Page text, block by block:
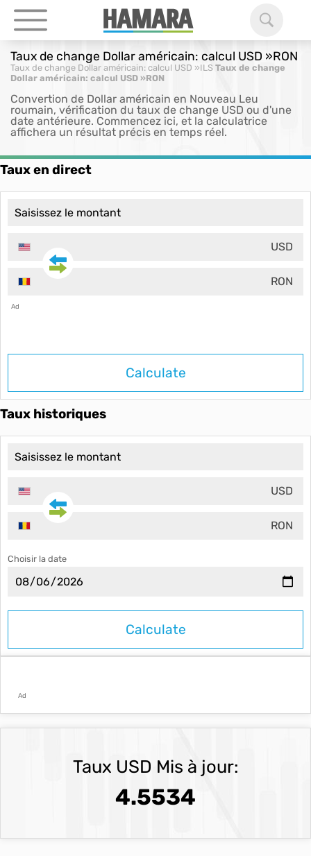
Taux de change Dollar américain: calcul USD »RON
Taux de change Dollar américain: calcul USD »ILS Taux de change
Dollar américain: calcul USD »RON
Convertion de Dollar américain en Nouveau Leu
roumain, vérification du taux de change USD ou d'une
date antérieure. Commencez ici, et la calculatrice
affichera un résultat précis en temps réel.
Taux en direct
USD
RON
Ad
Calculate
Taux historiques
USD
RON
Choisir la date
Ad
Taux USD Mis à jour:
4.5534